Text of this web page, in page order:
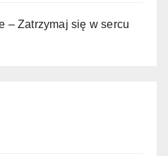
– Zatrzymaj się w sercu